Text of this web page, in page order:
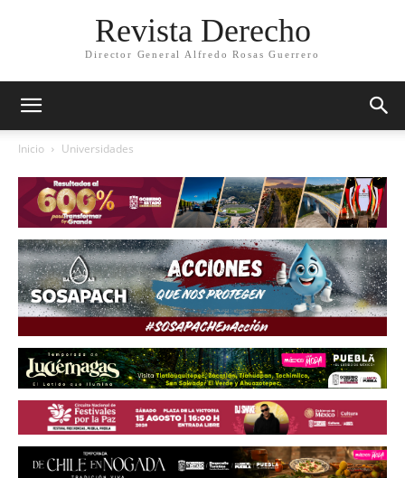
Revista Derecho
Director General Alfredo Rosas Guerrero
Inicio Universidades